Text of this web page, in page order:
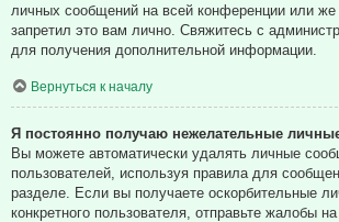
личных сообщений на всей конференции или же
запретил это вам лично. Свяжитесь с
для получения дополнительной информации.
Вернуться к началу
Я постоянно получаю нежелательные
Вы можете автоматически удалять личные
пользователей, используя правила для
разделе. Если вы получаете оскорбительные
конкретного пользователя, отправьте жалобы